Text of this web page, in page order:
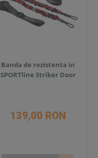
Banda de rezistenta in
SPORTline Striker Door
139,00 RON